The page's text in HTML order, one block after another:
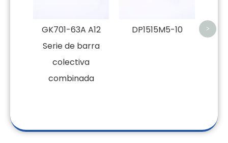
GK701-63A A12
Serie de barra
colectiva
combinada
DP1515M5-10 >